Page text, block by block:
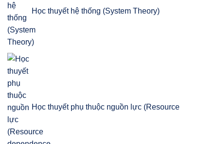
Học thuyết hệ thống (System Theory)
Học thuyết phụ thuộc nguồn lực (Resource